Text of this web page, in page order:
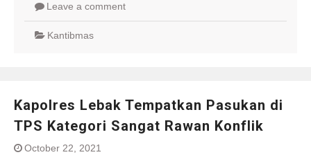
Leave a comment
Kantibmas
Kapolres Lebak Tempatkan Pasukan di
TPS Kategori Sangat Rawan Konflik
October 22, 2021